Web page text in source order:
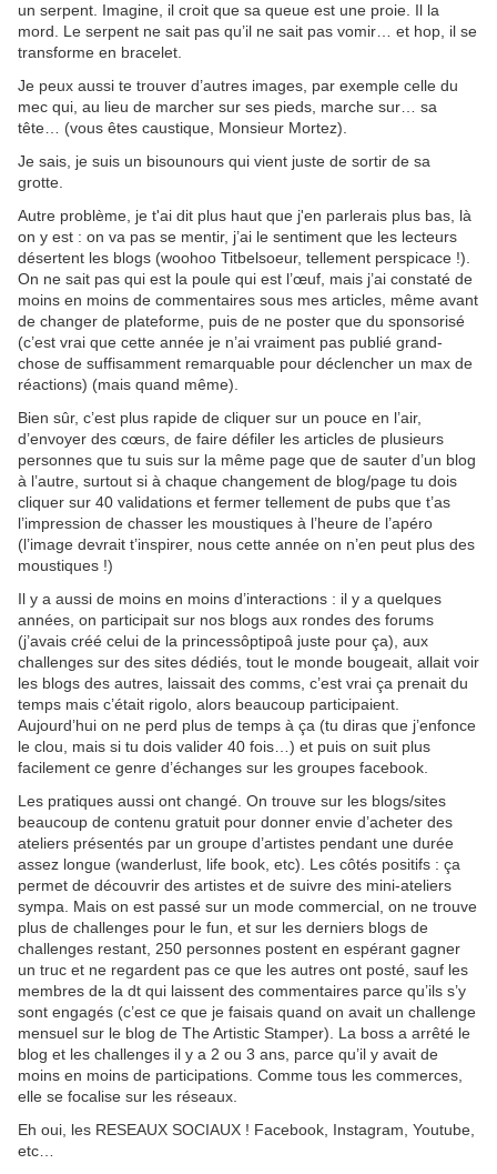
un serpent. Imagine, il croit que sa queue est une proie. Il la
mord. Le serpent ne sait pas qu’il ne sait pas vomir… et hop, il se
transforme en bracelet.
Je peux aussi te trouver d’autres images, par exemple celle du
mec qui, au lieu de marcher sur ses pieds, marche sur… sa
tête… (vous êtes caustique, Monsieur Mortez).
Je sais, je suis un bisounours qui vient juste de sortir de sa
grotte.
Autre problème, je t'ai dit plus haut que j'en parlerais plus bas, là
on y est : on va pas se mentir, j’ai le sentiment que les lecteurs
désertent les blogs (woohoo Titbelsoeur, tellement perspicace !).
On ne sait pas qui est la poule qui est l’œuf, mais j’ai constaté de
moins en moins de commentaires sous mes articles, même avant
de changer de plateforme, puis de ne poster que du sponsorisé
(c’est vrai que cette année je n’ai vraiment pas publié grand-
chose de suffisamment remarquable pour déclencher un max de
réactions) (mais quand même).
Bien sûr, c’est plus rapide de cliquer sur un pouce en l’air,
d’envoyer des cœurs, de faire défiler les articles de plusieurs
personnes que tu suis sur la même page que de sauter d’un blog
à l’autre, surtout si à chaque changement de blog/page tu dois
cliquer sur 40 validations et fermer tellement de pubs que t’as
l’impression de chasser les moustiques à l’heure de l’apéro
(l’image devrait t’inspirer, nous cette année on n’en peut plus des
moustiques !)
Il y a aussi de moins en moins d’interactions : il y a quelques
années, on participait sur nos blogs aux rondes des forums
(j’avais créé celui de la princessôptipoâ juste pour ça), aux
challenges sur des sites dédiés, tout le monde bougeait, allait voir
les blogs des autres, laissait des comms, c’est vrai ça prenait du
temps mais c’était rigolo, alors beaucoup participaient.
Aujourd’hui on ne perd plus de temps à ça (tu diras que j’enfonce
le clou, mais si tu dois valider 40 fois…) et puis on suit plus
facilement ce genre d’échanges sur les groupes facebook.
Les pratiques aussi ont changé. On trouve sur les blogs/sites
beaucoup de contenu gratuit pour donner envie d’acheter des
ateliers présentés par un groupe d’artistes pendant une durée
assez longue (wanderlust, life book, etc). Les côtés positifs : ça
permet de découvrir des artistes et de suivre des mini-ateliers
sympa. Mais on est passé sur un mode commercial, on ne trouve
plus de challenges pour le fun, et sur les derniers blogs de
challenges restant, 250 personnes postent en espérant gagner
un truc et ne regardent pas ce que les autres ont posté, sauf les
membres de la dt qui laissent des commentaires parce qu’ils s’y
sont engagés (c’est ce que je faisais quand on avait un challenge
mensuel sur le blog de The Artistic Stamper). La boss a arrêté le
blog et les challenges il y a 2 ou 3 ans, parce qu’il y avait de
moins en moins de participations. Comme tous les commerces,
elle se focalise sur les réseaux.
Eh oui, les RESEAUX SOCIAUX ! Facebook, Instagram, Youtube,
etc…